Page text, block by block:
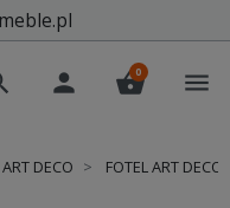
person shopping_basket
0 menu
DECO FOTEL ART DECO